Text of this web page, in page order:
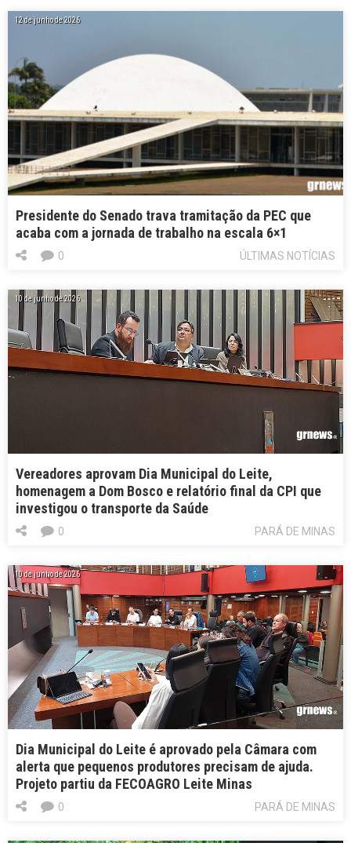
12 de junho de 2026
Presidente do Senado trava tramitação da PEC que
acaba com a jornada de trabalho na escala 6×1
ÚLTIMAS NOTÍCIAS
0
10 de junho de 2026
Vereadores aprovam Dia Municipal do Leite,
homenagem a Dom Bosco e relatório final da CPI que
investigou o transporte da Saúde
PARÁ DE MINAS
0
10 de junho de 2026
Dia Municipal do Leite é aprovado pela Câmara com
alerta que pequenos produtores precisam de ajuda.
Projeto partiu da FECOAGRO Leite Minas
PARÁ DE MINAS
0